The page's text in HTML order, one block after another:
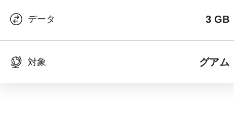
データ 3 GB
対象 グアム